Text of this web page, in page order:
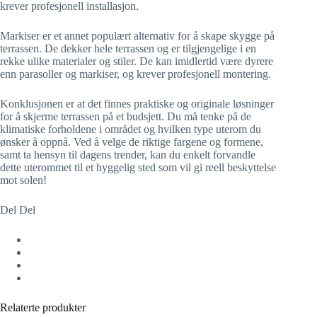
krever profesjonell installasjon.
Markiser er et annet populært alternativ for å skape skygge på
terrassen. De dekker hele terrassen og er tilgjengelige i en
rekke ulike materialer og stiler. De kan imidlertid være dyrere
enn parasoller og markiser, og krever profesjonell montering.
Konklusjonen er at det finnes praktiske og originale løsninger
for å skjerme terrassen på et budsjett. Du må tenke på de
klimatiske forholdene i området og hvilken type uterom du
ønsker å oppnå. Ved å velge de riktige fargene og formene,
samt ta hensyn til dagens trender, kan du enkelt forvandle
dette uterommet til et hyggelig sted som vil gi reell beskyttelse
mot solen!
Del Del
Relaterte produkter